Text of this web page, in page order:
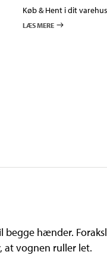
Køb & Hent i dit
LÆS MERE
hænder.
at vognen ruller let.